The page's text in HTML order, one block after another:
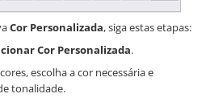
Cor Personalizada, siga estas etapas:
Cor Personalizada.
escolha a cor necessária e
tonalidade.